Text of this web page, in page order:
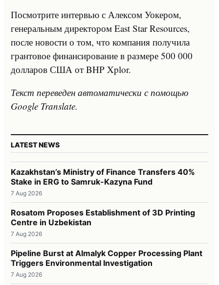
Посмотрите интервью с Алексом Уокером,
генеральным директором East Star Resources,
после новости о том, что компания получила
грантовое финансирование в размере 500 000
долларов США от BHP Xplor.
Текст переведен автоматически с помощью
Google Translate.
LATEST NEWS
Kazakhstan’s Ministry of Finance Transfers 40%
Stake in ERG to Samruk-Kazyna Fund
7 Aug 2026
Rosatom Proposes Establishment of 3D Printing
Centre in Uzbekistan
7 Aug 2026
Pipeline Burst at Almalyk Copper Processing Plant
Triggers Environmental Investigation
7 Aug 2026